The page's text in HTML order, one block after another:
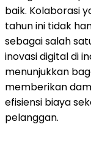
baik. Kolaborasi
tahun ini tidak
sebagai salah
inovasi digital di
menunjukkan
memberikan
efisiensi biaya
pelanggan.